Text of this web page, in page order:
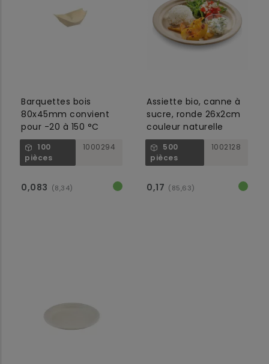
Barquettes bois
80x45mm convient
pour -20 à 150 °C
100
pièces
1000294
0,083 (8,34)
Assiette bio, canne à
sucre, ronde 26x2cm
couleur naturelle
500
pièces
1002128
0,17 (85,63)